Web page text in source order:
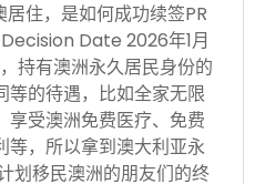
居住，是如何成功续签PR
Date 2026年1月
持有澳洲永久居民身份的
等的待遇，比如全家无限
享受澳洲免费医疗、免费
等，所以拿到澳大利亚永
划移民澳洲的朋友们的终